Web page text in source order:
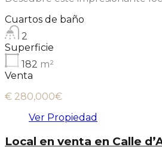
Cuartos de baño
2
Superficie
182 m²
Venta
€ 280,000€
Ver Propiedad
Local en venta en Calle